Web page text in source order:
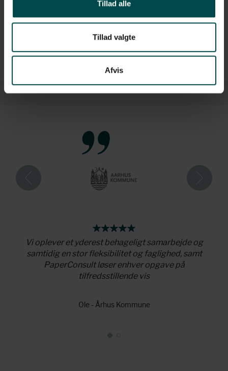
Tillad alle
Tillad valgte
Afvis
Vi oplever et yderest behageligt samarbejde og
samtidig en stor fleksibilitet og faglighed, samt
PaperConsult løser enhver opgave på
tilfredsstillende vis
Ole - Århus Kommune